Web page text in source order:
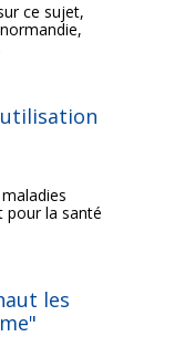
ce sujet,
pour la santé
les